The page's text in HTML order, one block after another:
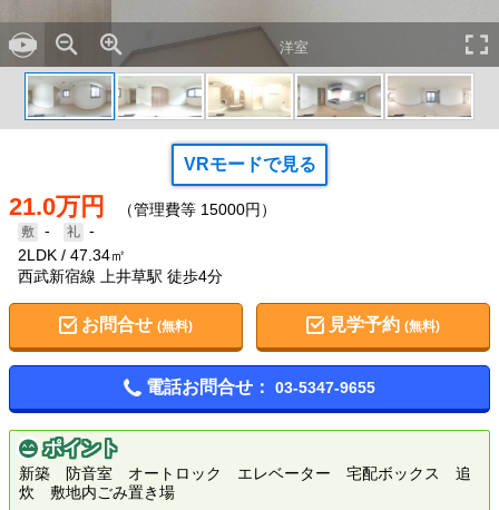
洋室
VRモードで見る
21.0万円 （管理費等 15000円）
-
-
2LDK
47.34㎡
西武新宿線 上井草駅 徒歩4分
お問合せ (無料) 見学予約(無料)
電話お問合せ： 03-5347-9655
ポイント
新築 防音室 オートロック エレベーター 宅配ボックス 追
炊 敷地内ごみ置き場